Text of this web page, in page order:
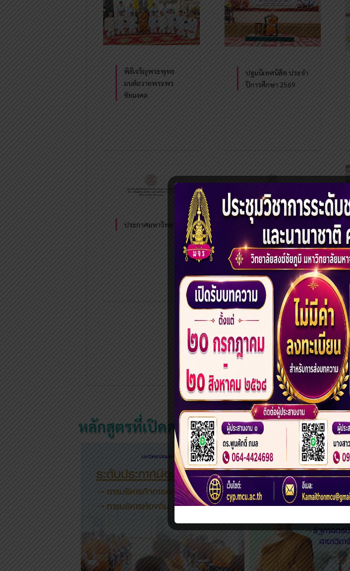
พิธีเจริญพระพุทธ
มนต์ถวายพระพร
ชัยมงคล
ปฐมนิเทศนิสิต ประจำ
ปีการศึกษา 2569
ประกาศมหาวิทยาลัย ประกาศมหาวิทยาลัย
2 3 4
หลักสูตรที่เปิดสอน